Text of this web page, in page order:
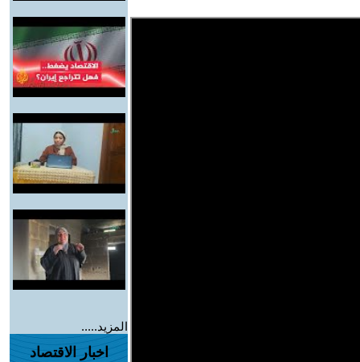
المزيد.....
اخبار الاقتصاد